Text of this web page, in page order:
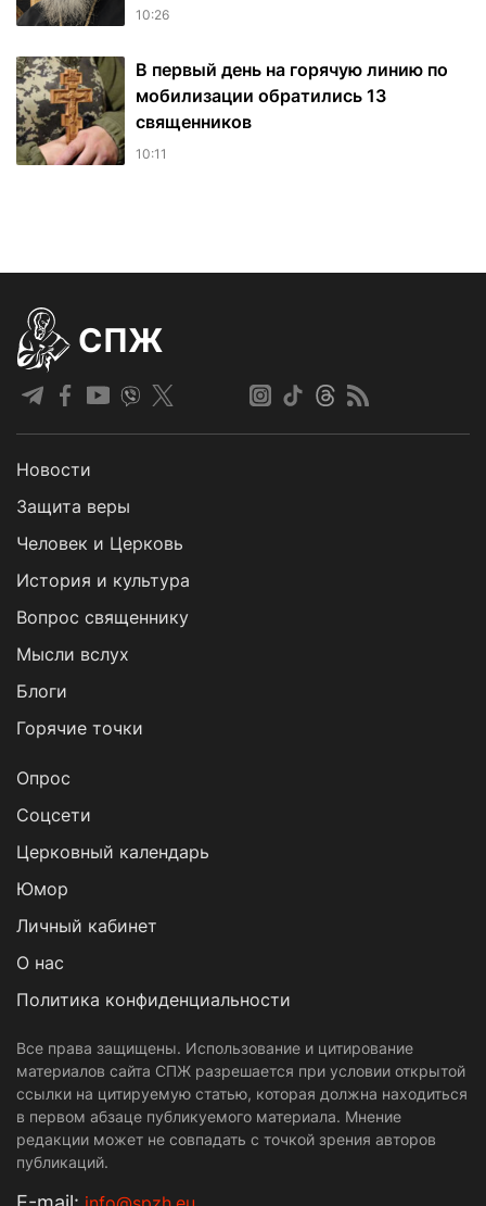
10:26
В первый день на горячую линию по
мобилизации обратились 13
священников
10:11
СПЖ
Новости
Защита веры
Человек и Церковь
История и культура
Вопрос священнику
Мысли вслух
Блоги
Горячие точки
Опрос
Cоцсети
Церковный календарь
Юмор
Личный кабинет
О нас
Политика конфиденциальности
Все права защищены. Использование и цитирование
материалов сайта СПЖ разрешается при условии открытой
ссылки на цитируемую статью, которая должна находиться
в первом абзаце публикуемого материала. Мнение
редакции может не совпадать с точкой зрения авторов
публикаций.